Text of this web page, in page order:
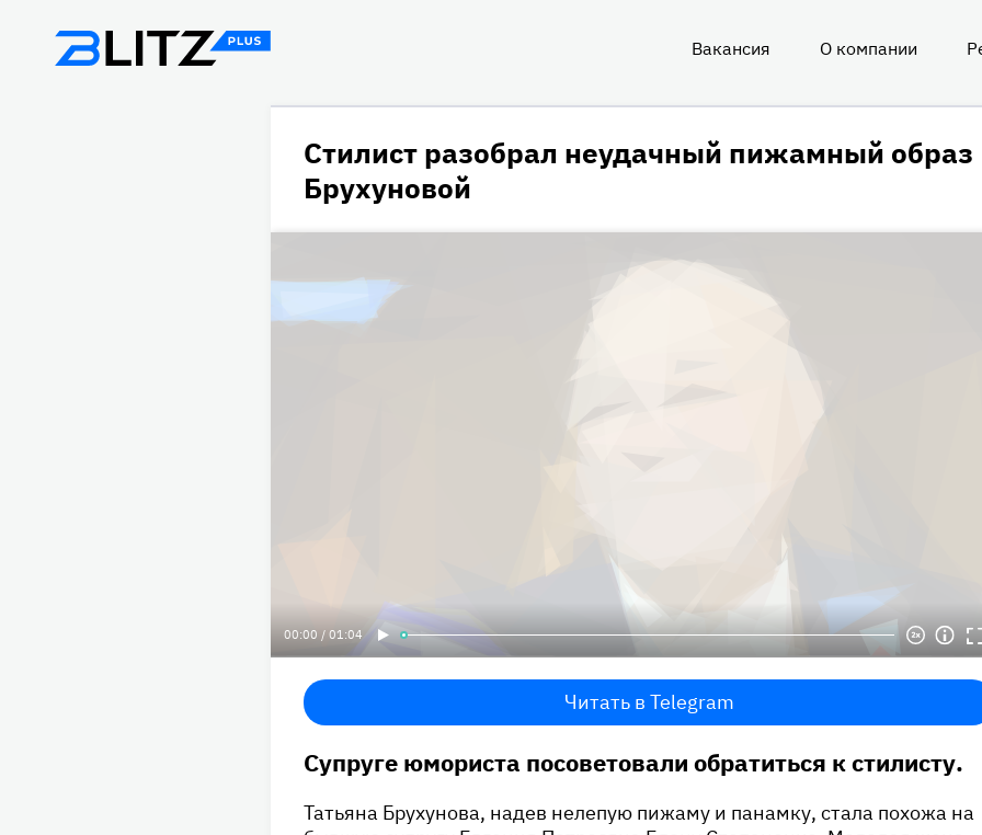
Вакансия О компании
Стилист разобрал неудачный пижамный образ
Брухуновой
00:00 / 01:04
Читать в Telegram
Супруге юмориста посоветовали обратиться к стилисту.
Татьяна Брухунова, надев нелепую пижаму и панамку, стала похожа на